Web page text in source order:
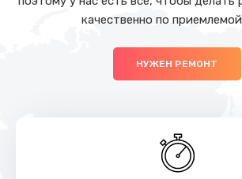
от 1100 руб.
Настройка BIOS
качественно по
НУЖЕН РЕМОНТ